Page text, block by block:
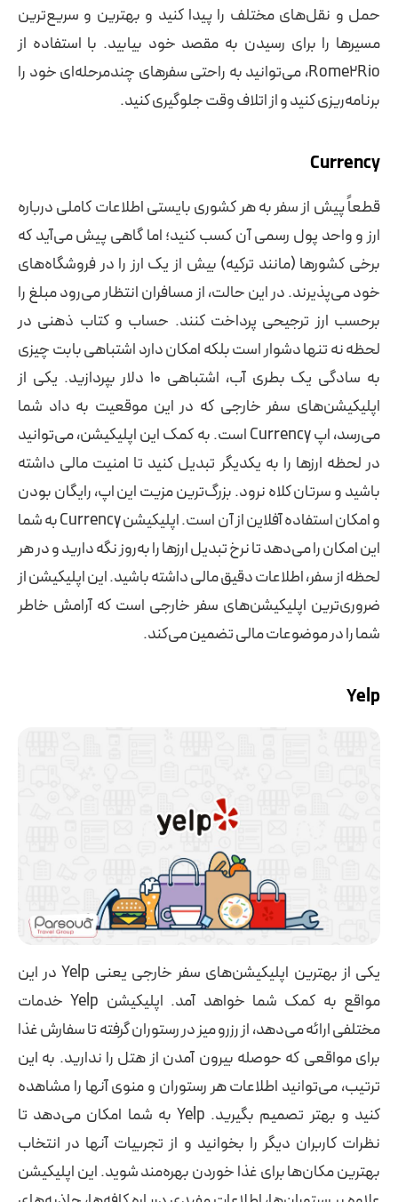
حمل و نقل‌های مختلف را پیدا کنید و بهترین و سریع‌ترین
مسیرها را برای رسیدن به مقصد خود بیابید. با استفاده از
Rome2Rio، می‌توانید به راحتی سفرهای چندمرحله‌ای خود را
برنامه‌ریزی کنید و از اتلاف وقت جلوگیری کنید.
Currency
قطعاً پیش از سفر به هر کشوری بایستی اطلاعات کاملی درباره
ارز و واحد پول رسمی آن کسب کنید؛ اما گاهی پیش می‌آید که
برخی کشورها (مانند ترکیه) بیش از یک ارز را در فروشگاه‌های
خود می‌پذیرند. در این حالت، از مسافران انتظار می‌رود مبلغ را
برحسب ارز ترجیحی پرداخت کنند. حساب و کتاب ذهنی در
لحظه نه تنها دشوار است بلکه امکان دارد اشتباهی بابت چیزی
به سادگی یک بطری آب، اشتباهی 10 دلار بپردازید. یکی از
اپلیکیشن‌های سفر خارجی که در این موقعیت به داد شما
می‌رسد، اپ Currency است. به کمک این اپلیکیشن، می‌توانید
در لحظه ارزها را به یکدیگر تبدیل کنید تا امنیت مالی داشته
باشید و سرتان کلاه نرود. بزرگ‌ترین مزیت این اپ، رایگان بودن
و امکان استفاده آفلاین از آن است. اپلیکیشن Currency به شما
این امکان را می‌دهد تا نرخ تبدیل ارزها را به‌روز نگه دارید و در هر
لحظه از سفر، اطلاعات دقیق مالی داشته باشید. این اپلیکیشن از
ضروری‌ترین اپلیکیشن‌های سفر خارجی است که آرامش خاطر
شما را در موضوعات مالی تضمین می‌کند.
Yelp
یکی از بهترین اپلیکیشن‌های سفر خارجی یعنی Yelp در این
مواقع به کمک شما خواهد آمد. اپلیکیشن Yelp خدمات
مختلفی ارائه می‌دهد، از رزرو میز در رستوران گرفته تا سفارش غذا
برای مواقعی که حوصله بیرون آمدن از هتل را ندارید. به این
ترتیب، می‌توانید اطلاعات هر رستوران و منوی آنها را مشاهده
کنید و بهتر تصمیم بگیرید. Yelp به شما امکان می‌دهد تا
نظرات کاربران دیگر را بخوانید و از تجربیات آنها در انتخاب
بهترین مکان‌ها برای غذا خوردن بهره‌مند شوید. این اپلیکیشن